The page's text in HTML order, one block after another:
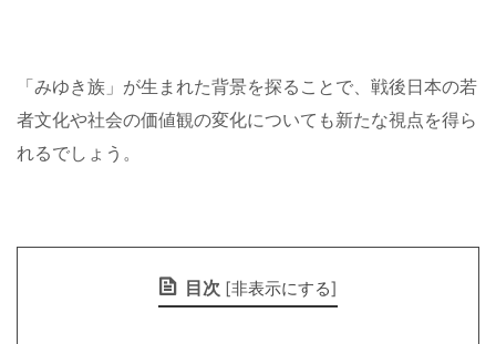
「みゆき族」が生まれた背景を探ることで、戦後日本の若
者文化や社会の価値観の変化についても新たな視点を得ら
れるでしょう。
目次 [非表示にする]